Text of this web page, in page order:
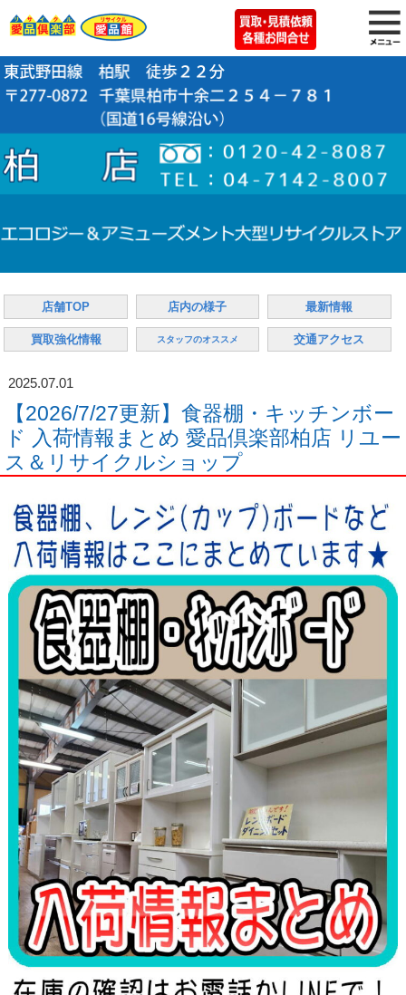
店舗TOP 店内の様子 最新情報
買取強化情報 スタッフのオススメ 交通アクセス
2025.07.01
【2026/7/27更新】食器棚・キッチンボー
ド 入荷情報まとめ 愛品倶楽部柏店 リユー
ス＆リサイクルショップ